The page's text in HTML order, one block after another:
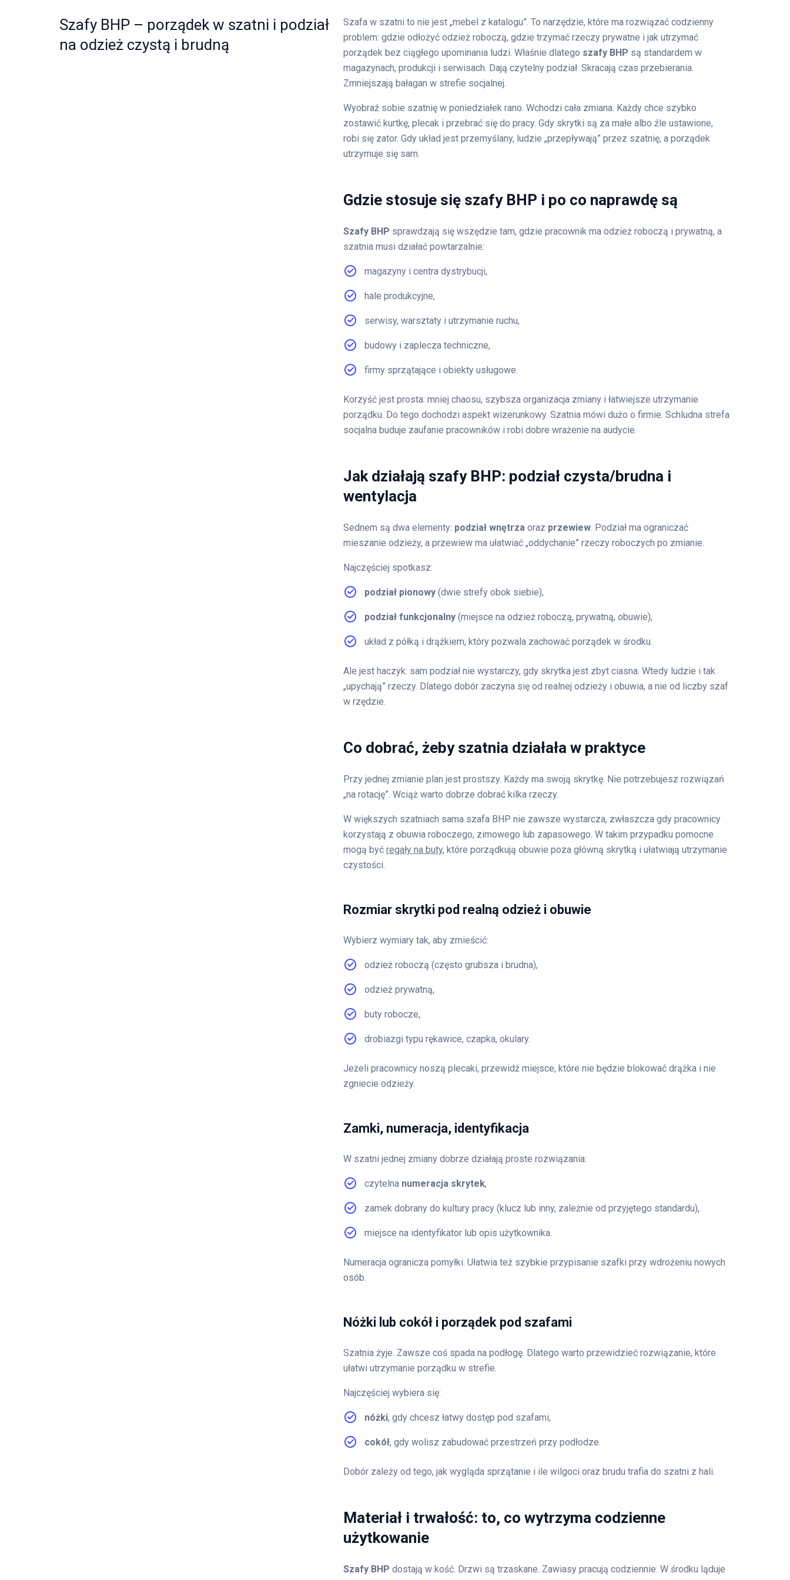
Szafy BHP – porządek w szatni i podział
na odzież czystą i brudną
Szafa w szatni to nie jest „mebel z katalogu”. To narzędzie, które ma rozwiązać codzienny
problem: gdzie odłożyć odzież roboczą, gdzie trzymać rzeczy prywatne i jak utrzymać
porządek bez ciągłego upominania ludzi. Właśnie dlatego szafy BHP są standardem w
magazynach, produkcji i serwisach. Dają czytelny podział. Skracają czas przebierania.
Zmniejszają bałagan w strefie socjalnej.
Wyobraź sobie szatnię w poniedziałek rano. Wchodzi cała zmiana. Każdy chce szybko
zostawić kurtkę, plecak i przebrać się do pracy. Gdy skrytki są za małe albo źle ustawione,
robi się zator. Gdy układ jest przemyślany, ludzie „przepływają” przez szatnię, a porządek
utrzymuje się sam.
Gdzie stosuje się szafy BHP i po co naprawdę są
Szafy BHP sprawdzają się wszędzie tam, gdzie pracownik ma odzież roboczą i prywatną, a
szatnia musi działać powtarzalnie:
magazyny i centra dystrybucji,
hale produkcyjne,
serwisy, warsztaty i utrzymanie ruchu,
budowy i zaplecza techniczne,
firmy sprzątające i obiekty usługowe.
Korzyść jest prosta: mniej chaosu, szybsza organizacja zmiany i łatwiejsze utrzymanie
porządku. Do tego dochodzi aspekt wizerunkowy. Szatnia mówi dużo o firmie. Schludna strefa
socjalna buduje zaufanie pracowników i robi dobre wrażenie na audycie.
Jak działają szafy BHP: podział czysta/brudna i
wentylacja
Sednem są dwa elementy: podział wnętrzaoraz przewiew. Podział ma ograniczać
mieszanie odzieży, a przewiew ma ułatwiać „oddychanie” rzeczy roboczych po zmianie.
Najczęściej spotkasz:
podział pionowy(dwie strefy obok siebie),
podział funkcjonalny(miejsce na odzież roboczą, prywatną, obuwie),
układ z półką i drążkiem, który pozwala zachować porządek w środku.
Ale jest haczyk: sam podział nie wystarczy, gdy skrytka jest zbyt ciasna. Wtedy ludzie i tak
„upychają” rzeczy. Dlatego dobór zaczyna się od realnej odzieży i obuwia, a nie od liczby szaf
w rzędzie.
Co dobrać, żeby szatnia działała w praktyce
Przy jednej zmianie plan jest prostszy. Każdy ma swoją skrytkę. Nie potrzebujesz rozwiązań
„na rotację”. Wciąż warto dobrze dobrać kilka rzeczy.
W większych szatniach sama szafa BHP nie zawsze wystarcza, zwłaszcza gdy pracownicy
korzystają z obuwia roboczego, zimowego lub zapasowego. W takim przypadku pomocne
mogą być regały na buty, które porządkują obuwie poza główną skrytką i ułatwiają utrzymanie
czystości.
Rozmiar skrytki pod realną odzież i obuwie
Wybierz wymiary tak, aby zmieścić:
odzież roboczą (często grubsza i brudna),
odzież prywatną,
buty robocze,
drobiazgi typu rękawice, czapka, okulary.
Jeżeli pracownicy noszą plecaki, przewidź miejsce, które nie będzie blokować drążka i nie
zgniecie odzieży.
Zamki, numeracja, identyfikacja
W szatni jednej zmiany dobrze działają proste rozwiązania:
czytelna numeracja skrytek,
zamek dobrany do kultury pracy (klucz lub inny, zależnie od przyjętego standardu),
miejsce na identyfikator lub opis użytkownika.
Numeracja ogranicza pomyłki. Ułatwia też szybkie przypisanie szafki przy wdrożeniu nowych
osób.
Nóżki lub cokół i porządek pod szafami
Szatnia żyje. Zawsze coś spada na podłogę. Dlatego warto przewidzieć rozwiązanie, które
ułatwi utrzymanie porządku w strefie.
Najczęściej wybiera się:
nóżki, gdy chcesz łatwy dostęp pod szafami,
cokół, gdy wolisz zabudować przestrzeń przy podłodze.
Dobór zależy od tego, jak wygląda sprzątanie i ile wilgoci oraz brudu trafia do szatni z hali.
Materiał i trwałość: to, co wytrzyma codzienne
użytkowanie
Szafy BHP dostają w kość. Drzwi są trzaskane. Zawiasy pracują codziennie. W środku ląduje